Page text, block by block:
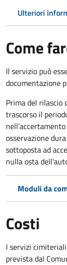
Ulteriori
Come
Il servizio può
documentazione
Prima del rilascio
trascorso il
osservazione
sottoposta ad
nulla osta
Moduli da
Costi
I servizi
prevista dal